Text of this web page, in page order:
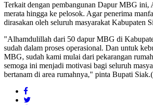
Terkait dengan pembangunan Dapur MBG ini,
merata hingga ke pelosok. Agar penerima
dirasakan oleh seluruh masyarakat Kabupaten
"Alhamdulillah dari 50 dapur MBG di
sudah dalam proses operasional. Dan untuk
MBG, sudah kami mulai dari pekarangan
semoga ini menjadi motivasi bagi seluruh
bertanam di area rumahnya," pinta Bupati